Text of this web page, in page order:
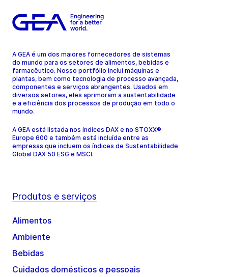
A GEA é um dos maiores fornecedores de sistemas
do mundo para os setores de alimentos, bebidas e
farmacêutico. Nosso portfólio inclui máquinas e
plantas, bem como tecnologia de processo avançada,
componentes e serviços abrangentes. Usados em
diversos setores, eles aprimoram a sustentabilidade
e a eficiência dos processos de produção em todo o
mundo.
A GEA está listada nos índices DAX e no STOXX®
Europe 600 e também está incluída entre as
empresas que incluem os índices de Sustentabilidade
Global DAX 50 ESG e MSCI.
Produtos e serviços
Alimentos
Ambiente
Bebidas
Cuidados domésticos e pessoais